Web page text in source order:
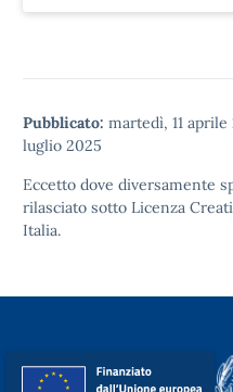
Pubblicato: martedì, 11 aprile
luglio 2025
Eccetto dove diversamente
rilasciato sotto Licenza
Italia.